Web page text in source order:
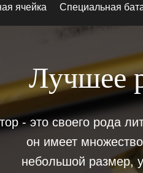
ячейка Специальная
Лучшее
- это своего рода
он имеет
небольшой размер,